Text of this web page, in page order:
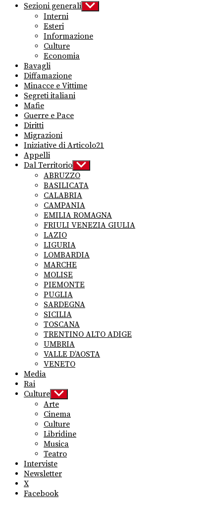
Sezioni generali Show
sub
Interni
Esteri
Informazione
Culture
Economia
Bavagli
Diffamazione
Minacce e Vittime
Segreti italiani
Mafie
Guerre e Pace
Diritti
Migrazioni
Iniziative di Articolo21
Appelli
Dal Territorio Show
sub
menu
ABRUZZO
BASILICATA
CALABRIA
CAMPANIA
EMILIA ROMAGNA
FRIULI VENEZIA GIULIA
LAZIO
LIGURIA
LOMBARDIA
MARCHE
MOLISE
PIEMONTE
PUGLIA
SARDEGNA
SICILIA
TOSCANA
TRENTINO ALTO ADIGE
UMBRIA
VALLE D’AOSTA
VENETO
Media
Rai
Culture Show
sub
menu
Arte
Cinema
Culture
Libridine
Musica
Teatro
Interviste
Newsletter
X
Facebook